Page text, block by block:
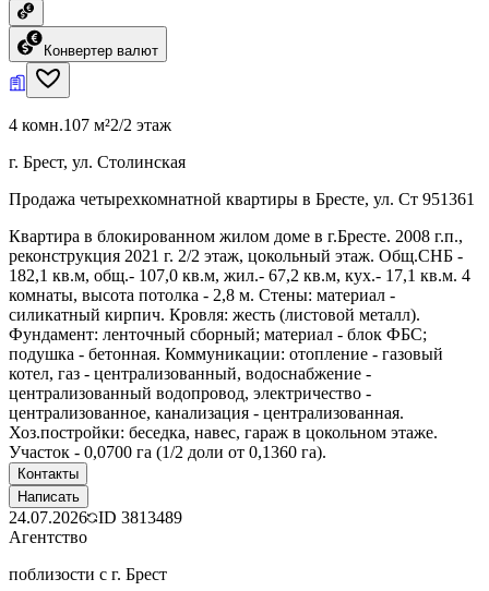
Конвертер валют
4 комн.107 м²2/2 этаж
г. Брест, ул. Столинская
Продажа четырехкомнатной квартиры в Бресте, ул. Ст 951361
Квартира в блокированном жилом доме в г.Бресте. 2008 г.п.,
реконструкция 2021 г. 2/2 этаж, цокольный этаж. Общ.СНБ -
182,1 кв.м, общ.- 107,0 кв.м, жил.- 67,2 кв.м, кух.- 17,1 кв.м. 4
комнаты, высота потолка - 2,8 м. Стены: материал -
силикатный кирпич. Кровля: жесть (листовой металл).
Фундамент: ленточный сборный; материал - блок ФБС;
подушка - бетонная. Коммуникации: отопление - газовый
котел, газ - централизованный, водоснабжение -
централизованный водопровод, электричество -
централизованное, канализация - централизованная.
Хоз.постройки: беседка, навес, гараж в цокольном этаже.
Участок - 0,0700 га (1/2 доли от 0,1360 га).
Контакты
Написать
24.07.2026 ID 3813489
Агентство
поблизости с г. Брест